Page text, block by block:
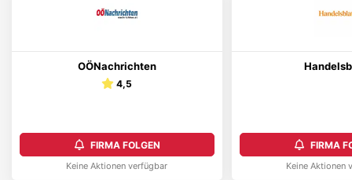
OÖNachrichten
4,5
FIRMA FOLGEN
Keine Aktionen verfügbar
FIRMA
Keine Aktionen